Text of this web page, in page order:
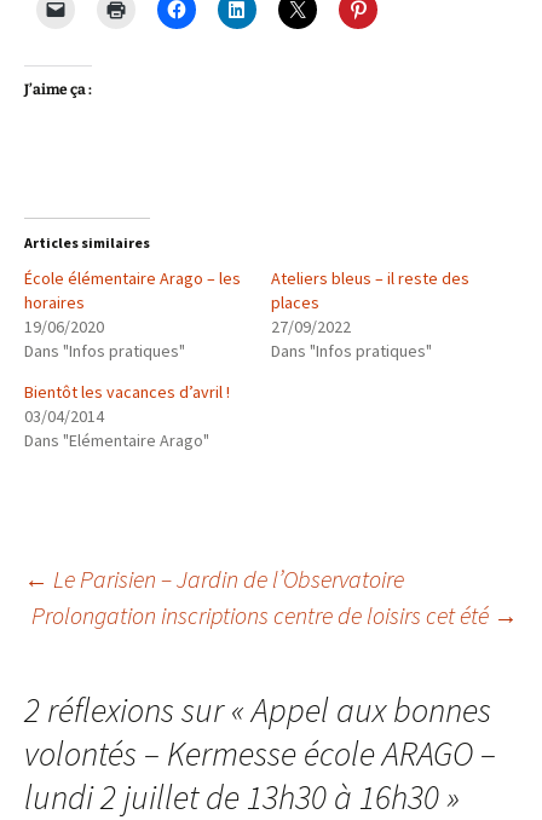
J’aime ça :
Articles similaires
École élémentaire Arago – les
horaires
19/06/2020
Dans "Infos pratiques"
Ateliers bleus – il reste des
places
27/09/2022
Dans "Infos pratiques"
Bientôt les vacances d’avril !
03/04/2014
Dans "Elémentaire Arago"
Navigation
articles
← Le Parisien – Jardin de l’Observatoire
Prolongation inscriptions centre de loisirs cet été →
2 réflexions sur «Appel aux bonnes
volontés – Kermesse école ARAGO –
lundi 2 juillet de 13h30 à 16h30»